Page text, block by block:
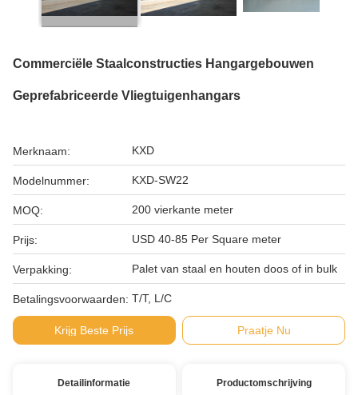
Commerciële Staalconstructies Hangargebouwen
Geprefabriceerde Vliegtuigenhangars
Merknaam: KXD
Modelnummer: KXD-SW22
MOQ: 200 vierkante meter
Prijs: USD 40-85 Per Square meter
Verpakking: Palet van staal en houten doos of in bulk
Betalingsvoorwaarden: T/T, L/C
Krijg Beste Prijs Praatje Nu
Detailinformatie Productomschrijving